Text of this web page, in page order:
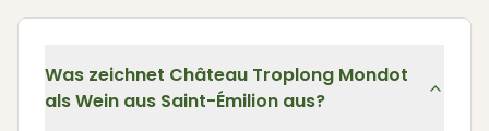
Was zeichnet Château Troplong Mondot
als Wein aus Saint-Émilion aus?